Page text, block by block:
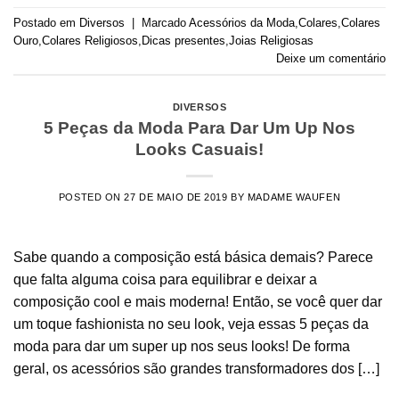
Postado em Diversos | Marcado Acessórios da Moda Colares Colares
Ouro Colares Religiosos Dicas presentes Joias Religiosas
Deixe um comentário
DIVERSOS
5 Peças da Moda Para Dar Um Up Nos
Looks Casuais!
POSTED ON27 DE MAIO DE 2019 BY MADAME WAUFEN
Sabe quando a composição está básica demais? Parece
que falta alguma coisa para equilibrar e deixar a
composição cool e mais moderna! Então, se você quer dar
um toque fashionista no seu look, veja essas 5 peças da
moda para dar um super up nos seus looks! De forma
geral, os acessórios são grandes transformadores dos […]